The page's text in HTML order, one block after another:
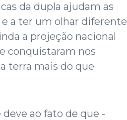
da dupla ajudam as
a ter um olhar diferente
a projeção nacional
conquistaram nos
terra mais do que
deve ao fato de que -